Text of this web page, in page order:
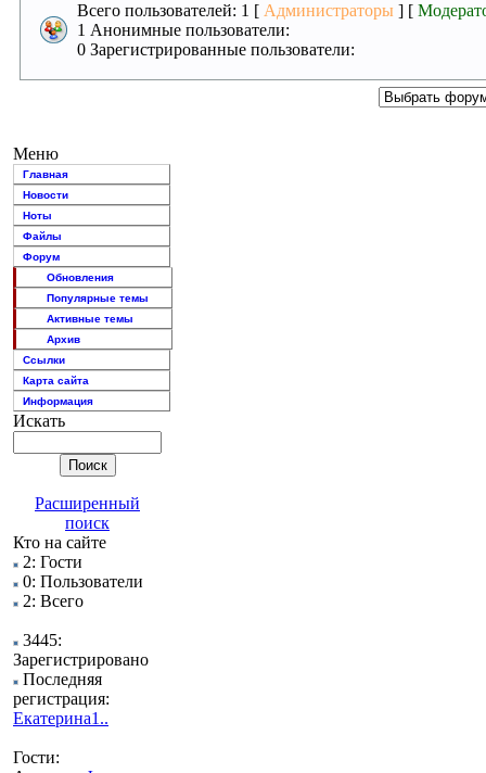
Всего пользователей: 1 [ Администраторы ] [
1 Анонимные пользователи:
0 Зарегистрированные пользователи:
Меню
Главная
Новости
Ноты
Файлы
Форум
Обновления
Популярные темы
Активные темы
Архив
Ссылки
Карта сайта
Информация
Искать
Расширенный
поиск
Кто на сайте
2: Гости
0: Пользователи
2: Всего
3445:
Зарегистрировано
Последняя
регистрация:
Екатерина1..
Гости: